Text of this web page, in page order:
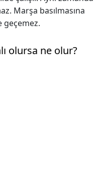
Marşa basılmasına
geçemez.
olursa ne olur?